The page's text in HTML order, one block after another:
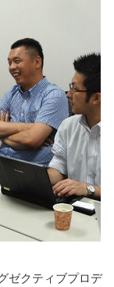
ゼクティブプロデ